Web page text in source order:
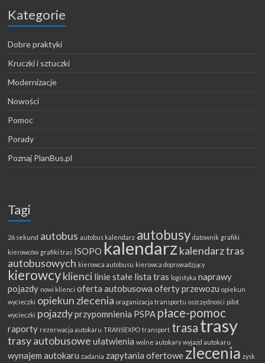
Kategorie
Dobre praktyki
Kruczki i sztuczki
Modernizacje
Nowości
Pomoc
Porady
Poznaj PlanBus.pl
Tagi
26 sekund autobus autobus kalendarz autobusy datownik grafiki
kierowców grafiki tras ISOPO kalendarz kalendarz tras
autobusowych kierowca autobusu kierowca doprowadzjący
kierowcyklienci linie stałe lista tras logistyka naprawy
pojazdy nowi klienci oferta autobusowa oferty przewozu opiekun
wycieczki opiekun zlecenia oraganizacja transportu oszczędności pilot
wycieczki pojazdyprzypomnienia PSPA płace-pomoc
raporty rezerwacja autokaru TRANSEXPO transport trasa trasy
trasy autobusowe ułatwienia wolne autokary wyjazd autokaru
wynajem autokaru zadania zapytania ofertowe zlecenia zysk